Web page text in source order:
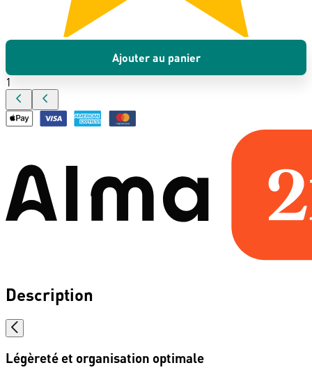
Ajouter au panier
1
Description
Légèreté et organisation optimale